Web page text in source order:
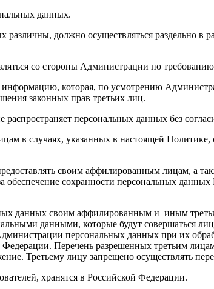
данных.
должно осуществляться раздельно
со стороны Администрации по требованию
которая, по усмотрению
законных прав третьих лиц.
персональных данных без
в случаях, указанных в настоящей
своим аффилированным лицам, а
обеспечение сохранности персональных
данных своим аффилированным и иным
данными, которые будут совершаться
персональных данных при их
Перечень разрешенных третьим
Третьему лицу запрещено осуществлять
хранятся в Российской Федерации.